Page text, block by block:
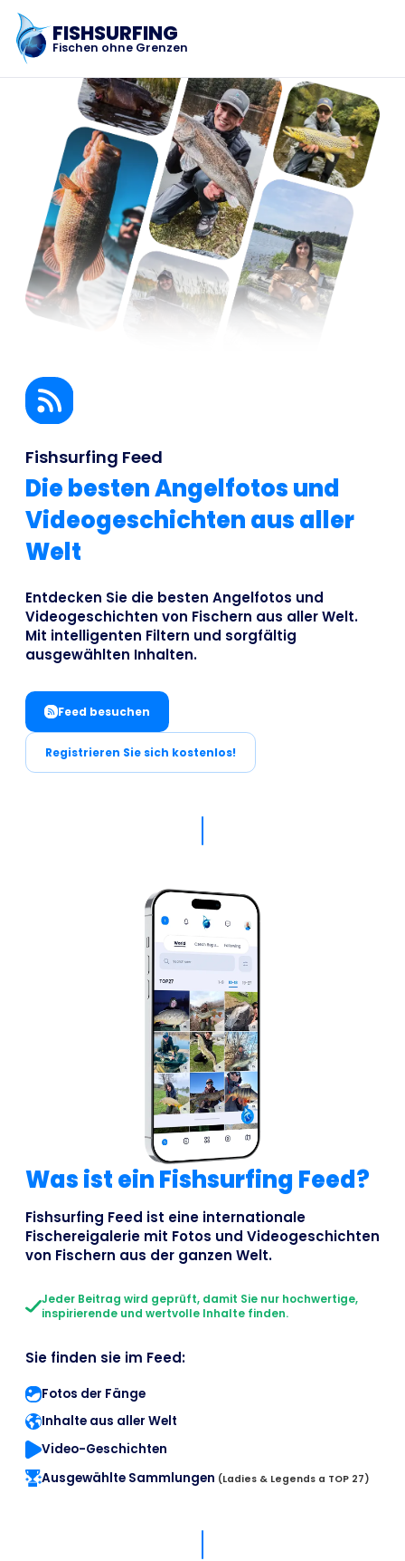
FISHSURFING
Fischen ohne Grenzen
Registrierung
Startseite
Blog
Über die App
Business
Fishsurfing Feed
Die besten Angelfotos und
Videogeschichten aus aller
Welt
Entdecken Sie die besten Angelfotos und
Videogeschichten von Fischern aus aller Welt.
Mit intelligenten Filtern und sorgfältig
ausgewählten Inhalten.
Feed besuchen
Registrieren Sie sich kostenlos!
Was ist ein Fishsurfing Feed?
Fishsurfing Feed ist eine internationale
Fischereigalerie mit Fotos und Videogeschichten
von Fischern aus der ganzen Welt.
Jeder Beitrag wird geprüft, damit Sie nur hochwertige,
inspirierende und wertvolle Inhalte finden.
Sie finden sie im Feed:
Fotos der Fänge
Inhalte aus aller Welt
Video-Geschichten
Ausgewählte Sammlungen (Ladies & Legends a TOP 27)